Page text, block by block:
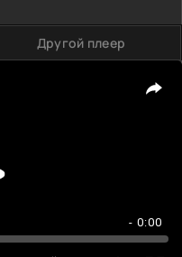
Другой плеер
- 0:00